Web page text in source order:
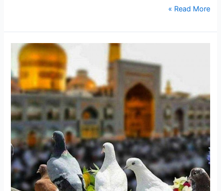
Read More »
برای
نجات
ایران
اسلامی
و
تمامی
شیعیان
جهان